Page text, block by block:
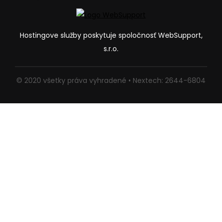
Hostingove služby poskytuje spoločnosť WebSupport,
s.r.o.
© 2020 všetky práva vyhradené • Nextech: 2644-6804